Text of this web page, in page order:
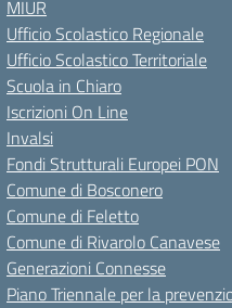
MIUR
Ufficio Scolastico Regionale
Ufficio Scolastico Territoriale
Scuola in Chiaro
Iscrizioni On Line
Invalsi
Fondi Strutturali Europei PON
Comune di Bosconero
Comune di Feletto
Comune di Rivarolo Canavese
Generazioni Connesse
Piano Triennale per la